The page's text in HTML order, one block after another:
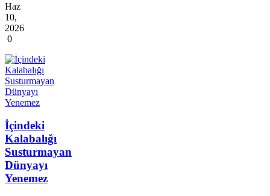
Haz
10,
2026
0
İçindeki
Kalabalığı
Susturmayan
Dünyayı
Yenemez